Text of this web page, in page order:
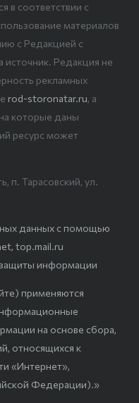
в соответствии с
материалов
с Редакцией с
источник. Редакция не
рекламных
rod-storonatar.ru, а
которые даны
ресурс может
п. Тарасовский, ул.
данных с помощью
top.mail.ru
информации
применяются
на основе сбора,
относящихся к
«Интернет»,
Федерации).»